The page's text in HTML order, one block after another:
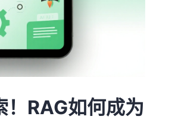
！RAG如何成为